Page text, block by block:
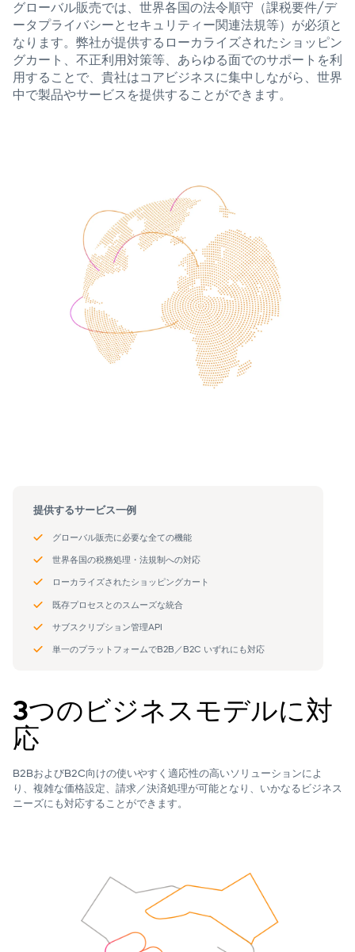
グローバル販売では、世界各国の法令 順守 （課税要件/デ
ータプライバシーとセキュリティー関連法規等）が必須と
なります
弊社が提供する ローカライズされたショッピン
グカート、不正利用対策等、 あらゆる面でのサポートを利
用することで、 貴社はコアビジネスに集中しながら、世界
中で製品やサービスを提供することができます。
3つのビジネスモデルに対
応
B2BおよびB2C向けの使いやすく 適応性の高いソリューションによ
り、複雑な価格設定、 請求／決済処理が可能となり、 いかなる ビジネス
ニーズに も対応することができます。